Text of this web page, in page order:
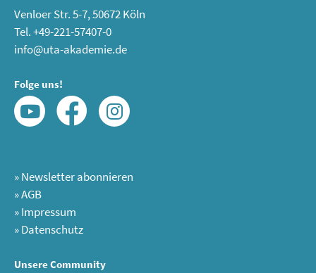
Venloer Str. 5-7, 50672 Köln
Tel. +49-221-57407-0
info@uta-akademie.de
Folge uns!
»Newsletter abonnieren
»AGB
»Impressum
»Datenschutz
Unsere Community